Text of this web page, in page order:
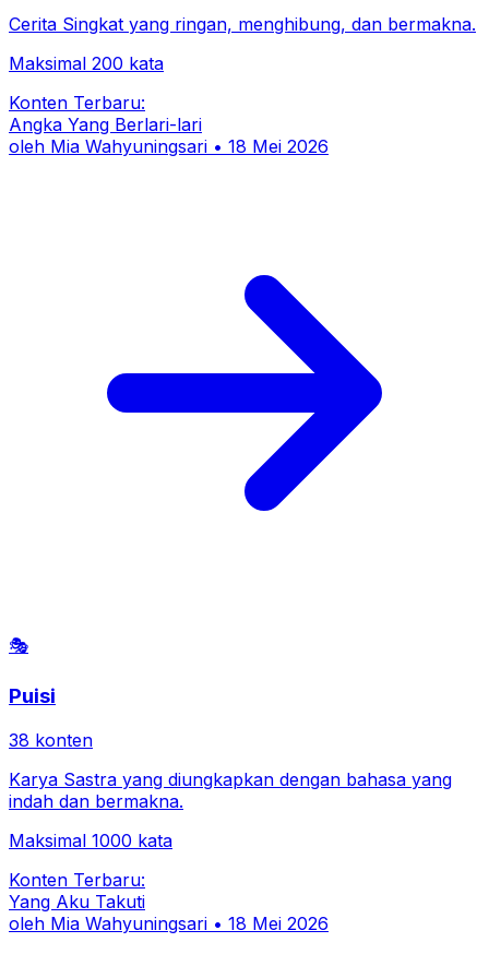
Cerita Singkat yang ringan, menghibung, dan bermakna.
Maksimal 200 kata
Konten Terbaru:
Angka Yang Berlari-lari
oleh Mia Wahyuningsari • 18 Mei 2026
🎭
Puisi
38 konten
Karya Sastra yang diungkapkan dengan bahasa yang
indah dan bermakna.
Maksimal 1000 kata
Konten Terbaru:
Yang Aku Takuti
oleh Mia Wahyuningsari • 18 Mei 2026